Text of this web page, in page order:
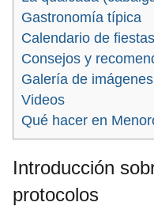
Gastronomía típica
Calendario de fiestas
Consejos y
Galería de imágenes
Videos
Qué hacer en
Introducción
protocolos